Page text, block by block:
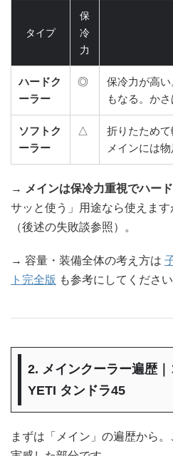
タイプ
保
冷
力
ハードク
ーラー
◎
保冷力が高
もなる。かさ
ソフトク
ーラー
△
折りたため
メインには
→ メインは保冷力重視でハー
サッと使う」用途なら使えま
（後述の失敗談参照）。
→ 容量・装備全体の考え方は
ト完全版 も参考にしてください
2. メインクーラー遍歴
YETI タンドラ45
まずは「メイン」の遍歴から